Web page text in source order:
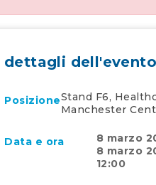
dettagli dell'evento
PosizioneStand F6,
Manchester
Data e ora 8 marzo
8 marzo
12:00